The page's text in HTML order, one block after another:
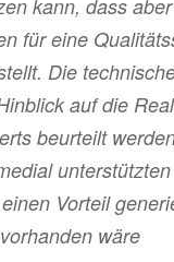
kann, dass
für eine
Die
auf die
beurteilt
Vorteil
wäre